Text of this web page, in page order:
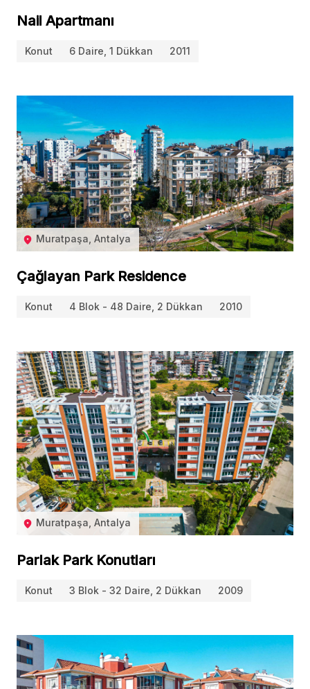
Nail Apartmanı
Konut 6 Daire, 1 Dükkan 2011
Muratpaşa, Antalya
Çağlayan Park Residence
Konut 4 Blok - 48 Daire, 2 Dükkan 2010
Muratpaşa, Antalya
Parlak Park Konutları
Konut 3 Blok - 32 Daire, 2 Dükkan 2009